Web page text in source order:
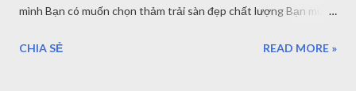
mình Bạn có muốn chọn thảm trải sàn đẹp chất lượng Bạn muốn
cấp nhập khẩu từ Bỉ Hãy xem các mẫu thảm dưới đây và gọi cho
CHIA SẺ READ MORE »